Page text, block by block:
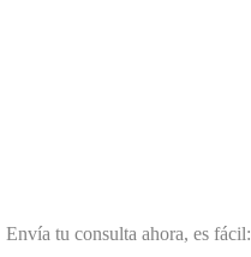
Envía tu consulta ahora, es fácil: